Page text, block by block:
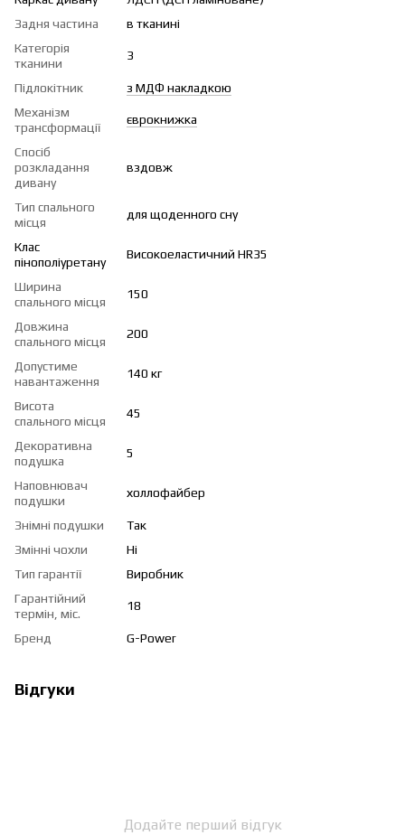
Задня частина
в тканині
Категорія
тканини
3
Підлокітник
з МДФ накладкою
Механізм
трансформації
єврокнижка
Спосіб
розкладання
дивану
вздовж
Тип спального
місця
для щоденного сну
Клас
пінополіуретану
Високоеластичний HR35
Ширина
спального місця
150
Довжина
спального місця
200
Допустиме
навантаження
140 кг
Висота
спального місця
45
Декоративна
подушка
5
Наповнювач
подушки
холлофайбер
Знімні подушки
Так
Змінні чохли
Ні
Тип гарантії
Виробник
Гарантійний
термін, міс.
18
Бренд G-Power
Відгуки
Додайте перший відгук